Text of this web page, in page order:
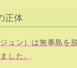
正体
ュン）は無事島を
した。